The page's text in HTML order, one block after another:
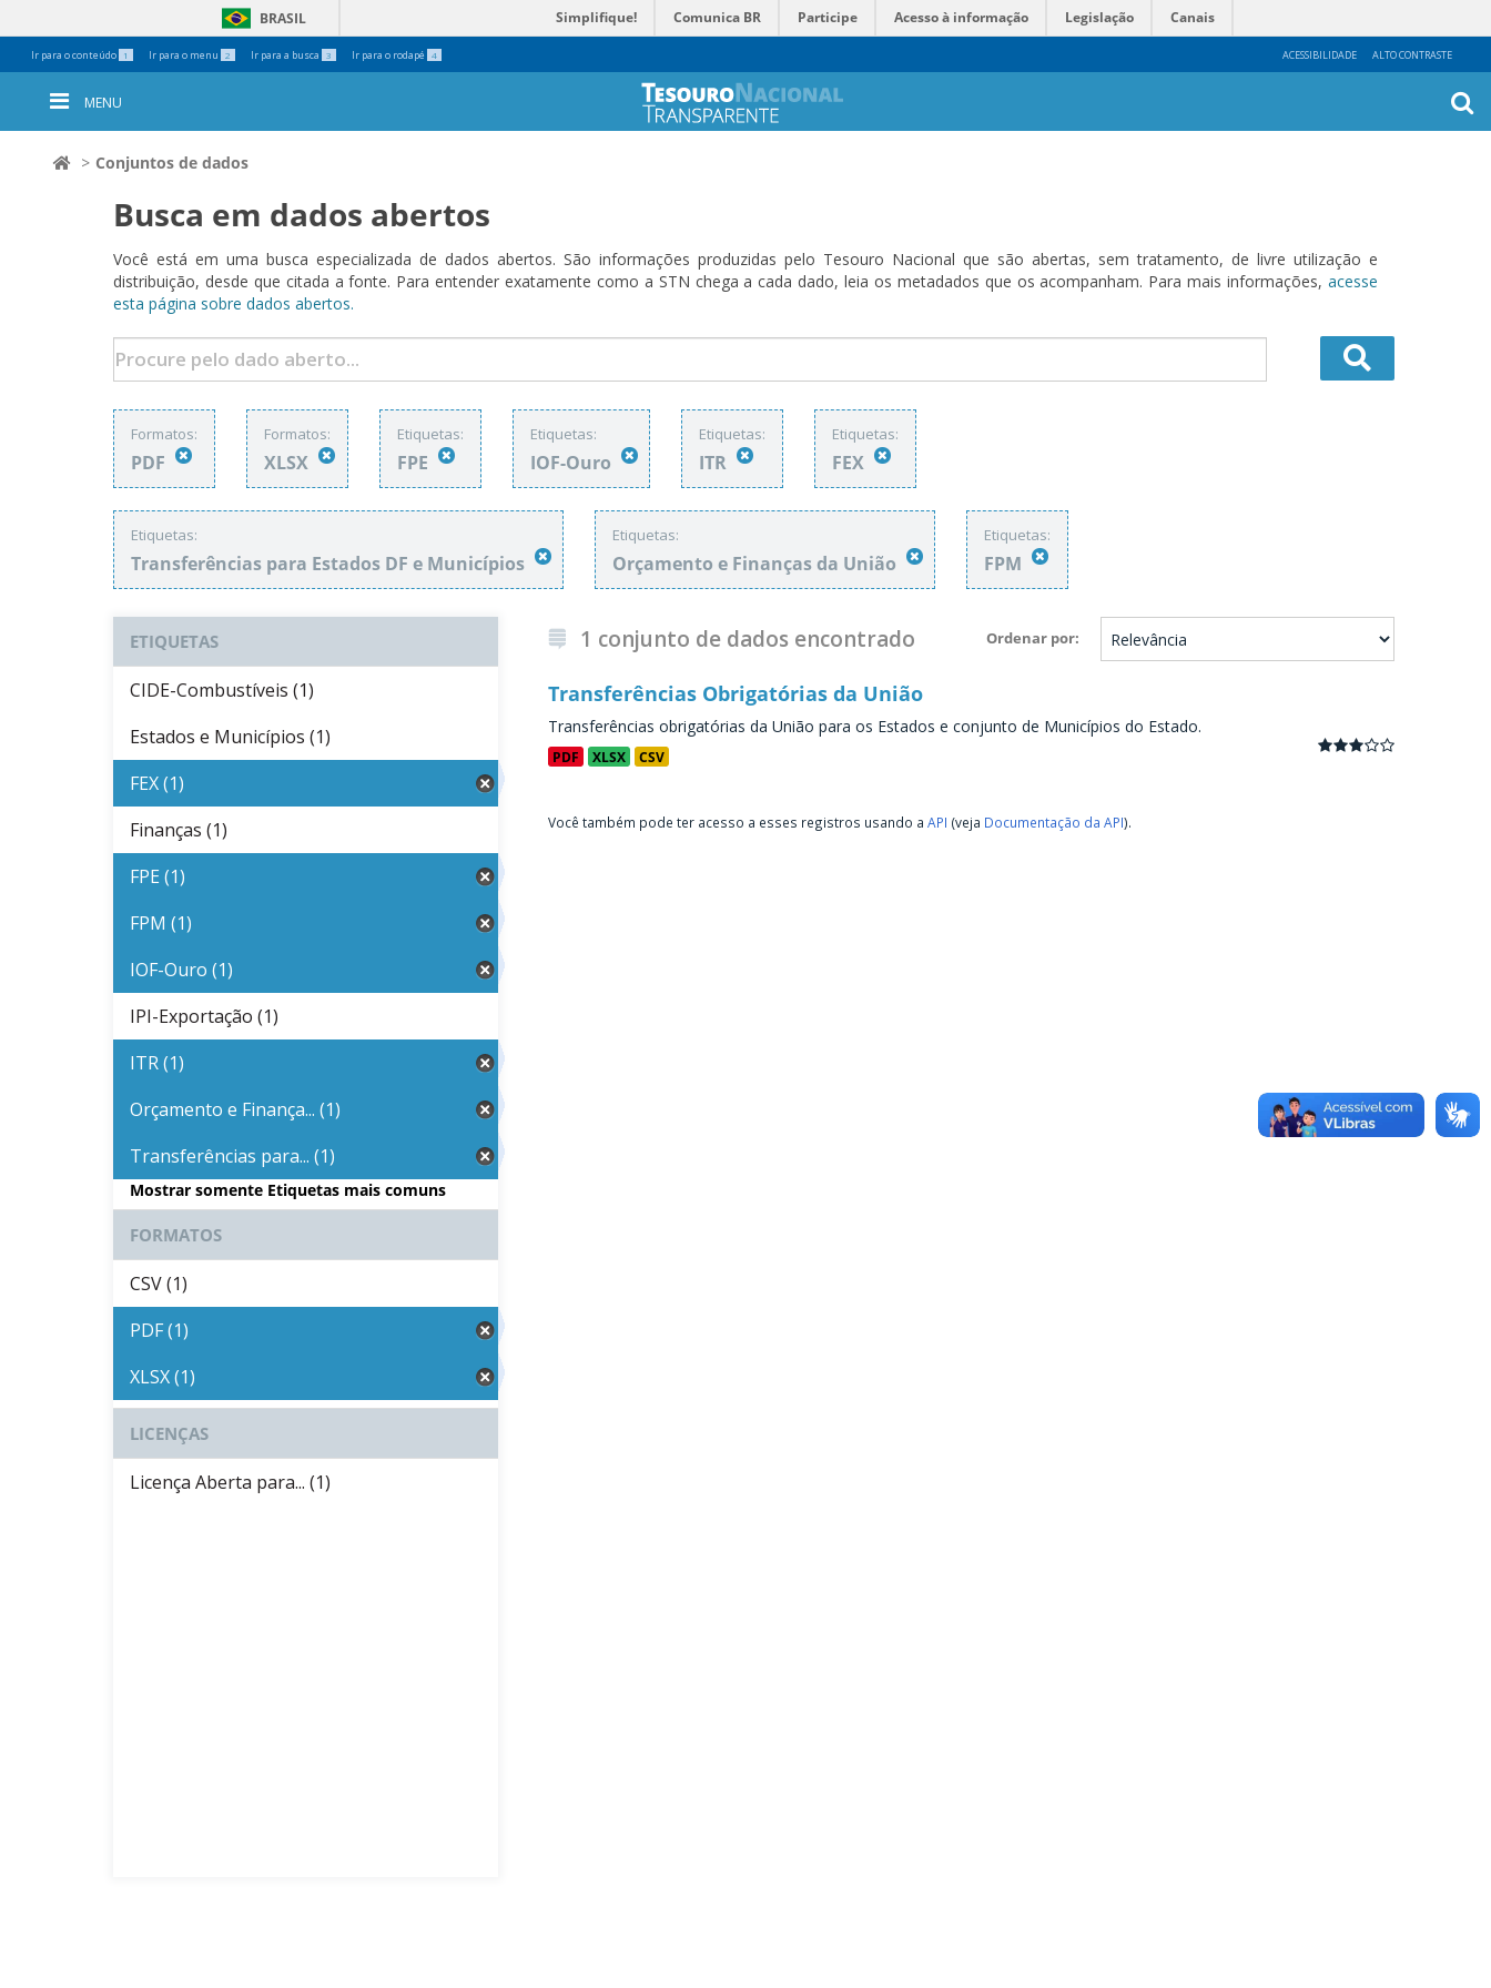
Ir para o conteúdo 1 Ir para o menu 2 Ir para a busca 3 Ir para o rodapé 4 ACESSIBILIDADE ALTO CONTRASTE
BRASIL Simplifique! Comunica BR Participe Acesso à informação Legislação Canais
Ferramentas
Pessoais
MENU
Conjuntos de dados
Busca em dados abertos
Você está em uma busca especializada de dados abertos. São informações produzidas pelo Tesouro Nacional que são abertas, sem tratamento, de livre utilização e
distribuição, desde que citada a fonte. Para entender exatamente como a STN chega a cada dado, leia os metadados que os acompanham. Para mais informações, acesse
esta página sobre dados abertos.
Formatos:
PDF
Formatos:
XLSX
Etiquetas:
FPE
Etiquetas:
IOF-Ouro
Etiquetas:
ITR
Etiquetas:
FEX
Etiquetas:
Transferências para Estados DF e Municípios
Etiquetas:
Orçamento e Finanças da União
Etiquetas:
FPM
Ordenar por
1 conjunto de dados encontrado
Transferências Obrigatórias da União
Transferências obrigatórias da União para os Estados e conjunto de Municípios do Estado.
PDF XLSX CSV
Você também pode ter acesso a esses registros usando a API (veja Documentação da API).
ETIQUETAS
CIDE-Combustíveis (1)
Estados e Municípios (1)
FEX (1)
Finanças (1)
FPE (1)
FPM (1)
IOF-Ouro (1)
IPI-Exportação (1)
ITR (1)
Orçamento e Finança... (1)
Transferências para... (1)
Mostrar somente Etiquetas mais comuns
FORMATOS
CSV (1)
PDF (1)
XLSX (1)
LICENÇAS
Licença Aberta para... (1)